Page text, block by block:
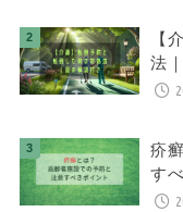
【
法
疥
す